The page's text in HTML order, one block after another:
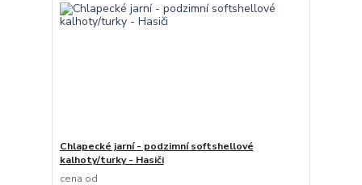
Chlapecké jarní - podzimní softshellové
kalhoty/turky - Hasiči
cena od